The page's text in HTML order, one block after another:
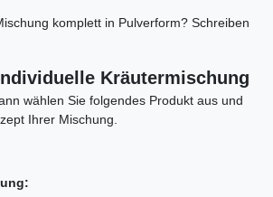
komplett in Pulverform? Schreiben
Kräutermischung
wählen Sie folgendes Produkt aus und
Ihrer Mischung.